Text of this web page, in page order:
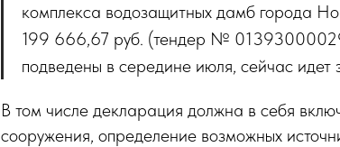
комплекса водозащитных дамб города
199 666,67 руб. (тендер №
подведены в середине июля, сейчас идет
В том числе декларация должна в себя
сооружения, определение возможных